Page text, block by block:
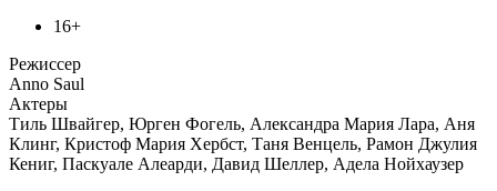
16+
Режиссер
Anno Saul
Актеры
Тиль Швайгер, Юрген Фогель, Александра Мария Лара, Аня
Клинг, Кристоф Мария Хербст, Таня Венцель, Рамон Джулия
Кениг, Паскуале Алеарди, Давид Шеллер, Адела Нойхаузер